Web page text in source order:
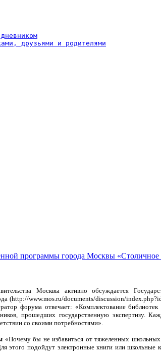
друзьями и родителями
программы города Москвы «Столичное
Москвы активно обсуждается
(http://www.mos.ru/documents/discussion/
форума отвечает: «Комплектование
прошедших государственную экспертизу.
со своими потребностями».
«Почему бы не избавиться от тяжеленных
этого подойдут электронные книги или